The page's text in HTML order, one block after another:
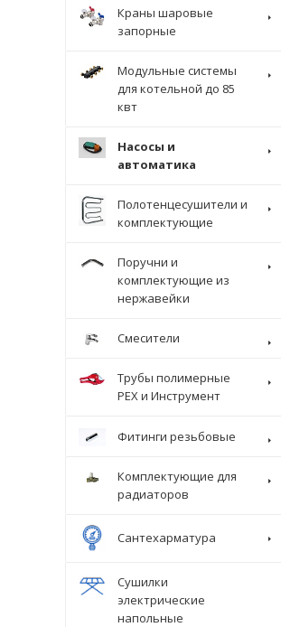
Краны шаровые
запорные
Модульные системы
для котельной до 85
квт
Насосы и
автоматика
Полотенцесушители и
комплектующие
Поручни и
комплектующие из
нержавейки
Смесители
Трубы полимерные
PEX и Инструмент
Фитинги резьбовые
Комплектующие для
радиаторов
Сантехарматура
Сушилки
электрические
напольные